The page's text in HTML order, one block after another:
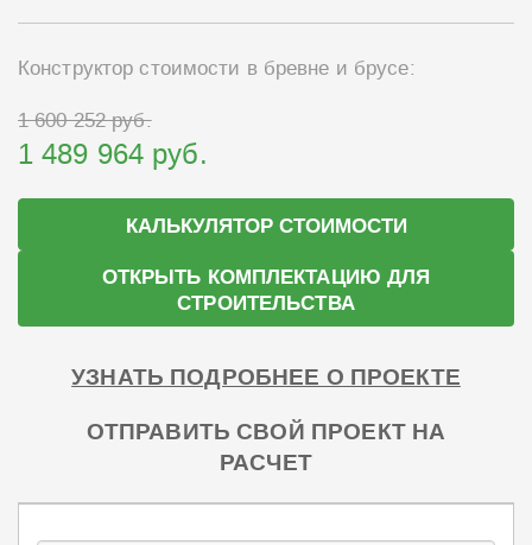
Конструктор стоимости в бревне и брусе:
1 600 252 руб.
1 489 964 руб.
КАЛЬКУЛЯТОР СТОИМОСТИ
ОТКРЫТЬ КОМПЛЕКТАЦИЮ ДЛЯ
СТРОИТЕЛЬСТВА
УЗНАТЬ ПОДРОБНЕЕ О ПРОЕКТЕ
ОТПРАВИТЬ СВОЙ ПРОЕКТ НА
РАСЧЕТ